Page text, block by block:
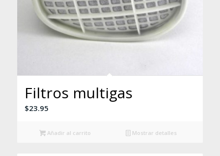
Filtros multigas
$23.95
Añadir al carrito Mostrar detalles